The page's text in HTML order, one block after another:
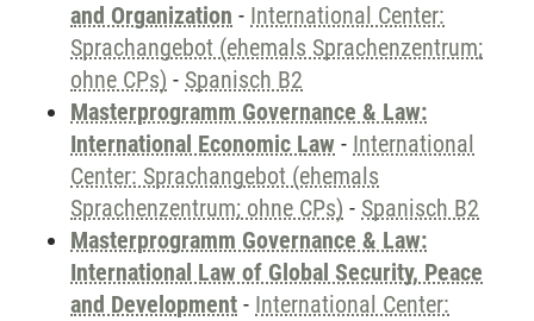
and Organization - International Center:
Sprachangebot (ehemals Sprachenzentrum;
ohne CPs) - Spanisch B2
Masterprogramm Governance & Law:
International Economic Law - International
Center: Sprachangebot (ehemals
Sprachenzentrum; ohne CPs) - Spanisch B2
Masterprogramm Governance & Law:
International Law of Global Security, Peace
and Development - International Center: